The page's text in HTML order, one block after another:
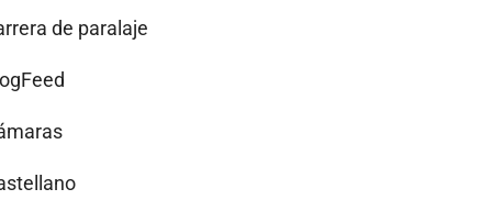
de paralaje